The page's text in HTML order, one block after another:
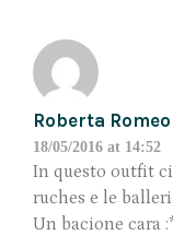
Roberta Romeo
18/05/2016 at 14:52
In questo outfit
ruches e le
Un bacione cara